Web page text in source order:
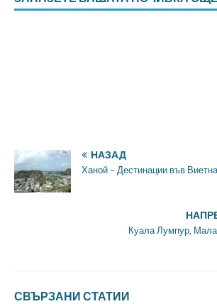
НАЗАД
Ханой – Дестинации във
Куала Лумпур,
СВЪРЗАНИ СТАТИИ